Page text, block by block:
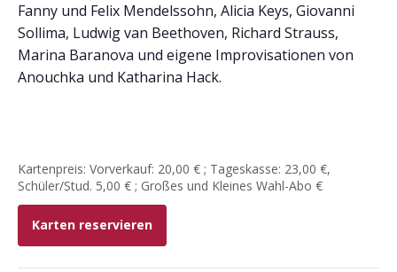
Fanny und Felix Mendelssohn, Alicia Keys, Giovanni
Sollima, Ludwig van Beethoven, Richard Strauss,
Marina Baranova und eigene Improvisationen von
Anouchka und Katharina Hack.
Kartenpreis: Vorverkauf: 20,00 € ; Tageskasse: 23,00 €,
Schüler/Stud. 5,00 € ; Großes und Kleines Wahl-Abo €
Karten reservieren